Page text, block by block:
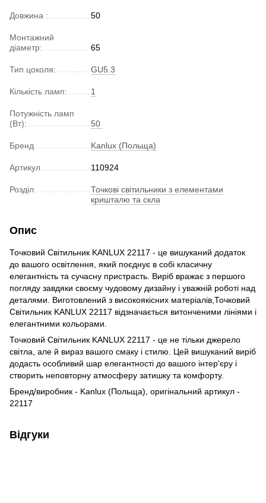
Довжина : 50
Монтажний
діаметр:
65
Тип цоколя: GU5.3
Кількість ламп: 1
Потужність ламп
(Вт):
50
Бренд Kanlux (Польща)
Артикул 110924
Розділ
Точкові світильники з елементами
кришталю та скла
Опис
Точковий Світильник KANLUX 22117 - це вишуканий додаток
до вашого освітлення, який поєднує в собі класичну
елегантність та сучасну пристрасть. Виріб вражає з першого
погляду завдяки своєму чудовому дизайну і уважній роботі над
деталями. Виготовлений з високоякісних матеріалів,Точковий
Світильник KANLUX 22117 відзначається витонченими лініями і
елегантними кольорами.
Точковий Світильник KANLUX 22117 - це не тільки джерело
світла, але й вираз вашого смаку і стилю. Цей вишуканий виріб
додасть особливий шар елегантності до вашого інтер'єру і
створить неповторну атмосферу затишку та комфорту.
Бренд/виробник - Kanlux (Польща), оригінальний артикул -
22117
Відгуки